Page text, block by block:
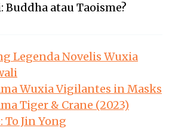
Buddha atau Taoisme?
Legenda Novelis Wuxia
Wuxia Vigilantes in Masks
Tiger & Crane (2023)
To Jin Yong